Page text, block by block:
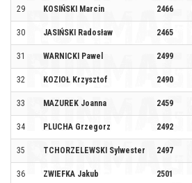
29 KOSIŃSKI Marcin 2466
30 JASIŃSKI Radosław 2465
31 WARNICKI Pawel 2499
32 KOZIOŁ Krzysztof 2490
33 MAZUREK Joanna 2459
34 PLUCHA Grzegorz 2492
35 TCHORZELEWSKI Sylwester 2497
36 ZWIEFKA Jakub 2501